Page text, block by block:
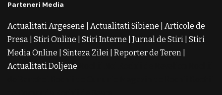
Parteneri Media
Actualitati Argesene Actualitati Sibiene
Articole de
Presa Stiri Online Stiri Interne Jurnal de Stiri Stiri
Media Online
Sinteza Zilei Reporter de Teren
Actualitati Doljene